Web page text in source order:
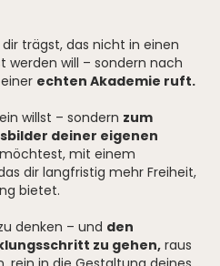
trägst, das nicht in einen
werden will – sondern nach
echten Akademie ruft.
willst – sondern zum
deiner eigenen
mit einem
dir langfristig mehr Freiheit,
bietet.
denken – und den
zu gehen,raus